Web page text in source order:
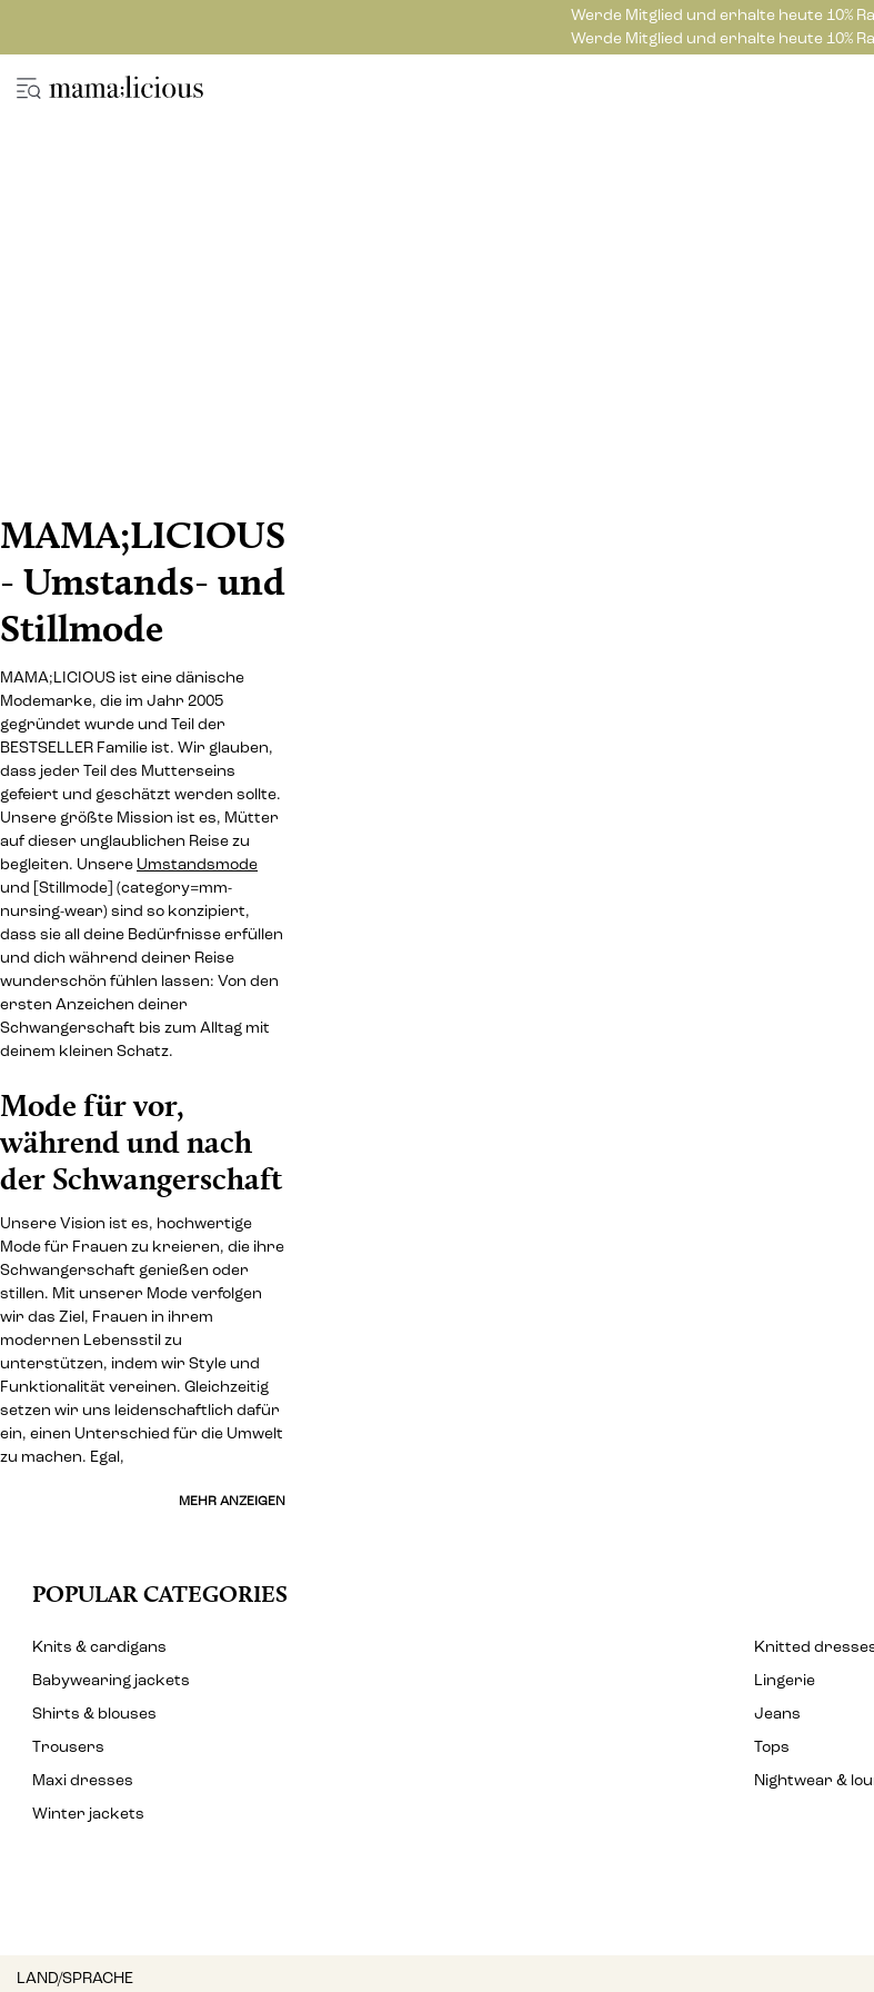
Werde Mitglied und erhalte heute 10%
Werde Mitglied und erhalte heute 10%
MAMA;LICIOUS
- Umstands- und
Stillmode
MAMA;LICIOUS ist eine dänische
Modemarke, die im Jahr 2005
gegründet wurde und Teil der
BESTSELLER Familie ist. Wir glauben,
dass jeder Teil des Mutterseins
gefeiert und geschätzt werden sollte.
Unsere größte Mission ist es, Mütter
auf dieser unglaublichen Reise zu
begleiten. Unsere Umstandsmode
und [Stillmode] (category=mm-
nursing-wear) sind so konzipiert,
dass sie all deine Bedürfnisse erfüllen
und dich während deiner Reise
wunderschön fühlen lassen: Von den
ersten Anzeichen deiner
Schwangerschaft bis zum Alltag mit
deinem kleinen Schatz.
Mode für vor,
während und nach
der Schwangerschaft
Unsere Vision ist es, hochwertige
Mode für Frauen zu kreieren, die ihre
Schwangerschaft genießen oder
stillen. Mit unserer Mode verfolgen
wir das Ziel, Frauen in ihrem
modernen Lebensstil zu
unterstützen, indem wir Style und
Funktionalität vereinen. Gleichzeitig
setzen wir uns leidenschaftlich dafür
ein, einen Unterschied für die Umwelt
zu machen. Egal,
MEHR ANZEIGEN
POPULAR CATEGORIES
Knits & cardigans
Knitted
Babywearing jackets
Lingerie
Shirts & blouses
Jeans
Trousers
Tops
Maxi dresses
Nightwear &
Winter jackets
LAND/SPRACHE